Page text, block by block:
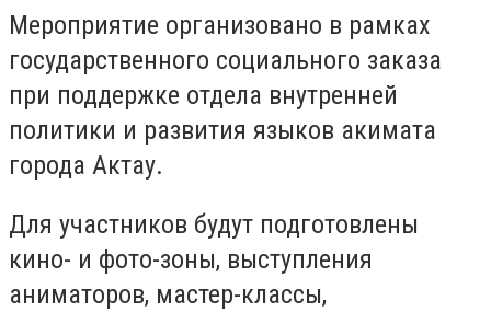
Мероприятие организовано в рамках
государственного социального заказа
при поддержке отдела внутренней
политики и развития языков акимата
города Актау.
Для участников будут подготовлены
кино- и фото-зоны, выступления
аниматоров, мастер-классы,